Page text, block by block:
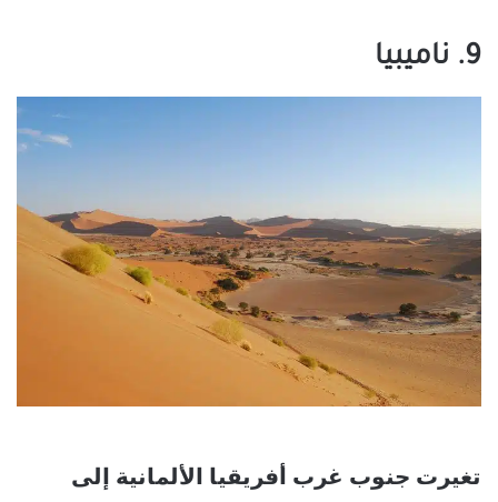
9. ناميبيا
تغيرت جنوب غرب أفريقيا الألمانية إلى